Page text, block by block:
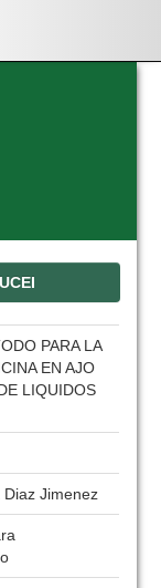
PARA LA
EN AJO
LIQUIDOS
Jimenez